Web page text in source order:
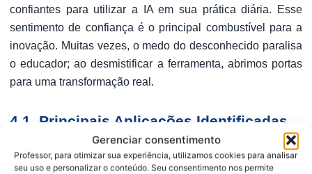
Gerenciar consentimento
Professor, para otimizar sua experiência, utilizamos cookies para analisar
seu uso e personalizar o conteúdo. Seu consentimento nos permite
confiantes para utilizar a IA em sua prática diária. Esse
sentimento de confiança é o principal combustível para a
inovação. Muitas vezes, o medo do desconhecido paralisa
o educador; ao desmistificar a ferramenta, abrimos portas
para uma transformação real.
4.1. Principais Aplicações Identificadas
Quando questionados sobre como pretendem aplicar o que
aprenderam, os professores destacaram áreas críticas do